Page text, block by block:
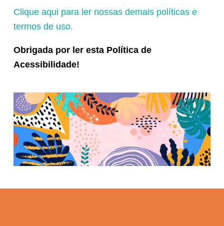
Clique aqui para ler nossas demais políticas e
termos de uso.
Obrigada por ler esta Política de
Acessibilidade!